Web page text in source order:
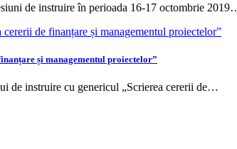
de instruire în perioada 16-17 octombrie
și managementul proiectelor”
de instruire cu genericul „Scrierea cererii de…